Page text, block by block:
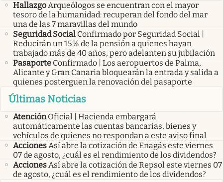
HallazgoArqueólogos se encuentran con el mayor
tesoro de la humanidad: recuperan del fondo del mar
una de las 7 maravillas del mundo
Seguridad Social Confirmado por Seguridad Social |
Reducirán un 15% de la pensión a quienes hayan
trabajado más de 40 años, pero adelanten su jubilación
Pasaporte Confirmado | Los aeropuertos de Palma,
Alicante y Gran Canaria bloquearán la entrada y salida a
quienes posterguen la renovación del pasaporte
Últimas Noticias
Atención Oficial | Hacienda embargará
automáticamente las cuentas bancarias, bienes y
vehículos de quienes no respondan a este aviso final
Acciones Así abre la cotización de Enagás este viernes
07 de agosto, ¿cuál es el rendimiento de los dividendos?
Acciones Así abre la cotización de Repsol este viernes 07
de agosto, ¿cuál es el rendimiento de los dividendos?